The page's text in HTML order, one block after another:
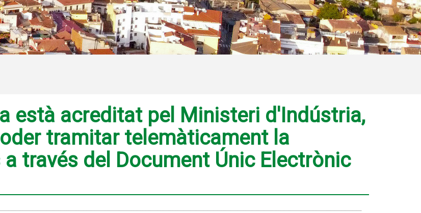
està acreditat pel Ministeri d'Indústria,
tramitar telemàticament la
través del Document Únic Electrònic